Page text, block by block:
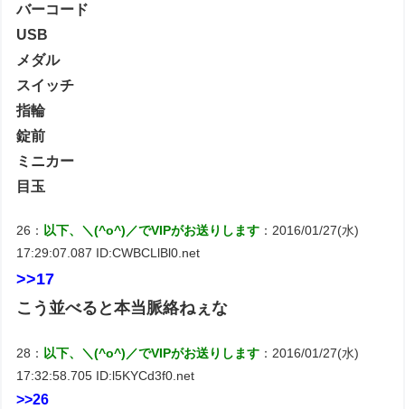
バーコード
USB
メダル
スイッチ
指輪
錠前
ミニカー
目玉
26： 以下、＼(^o^)／でVIPがお送りします ：2016/01/27(水)
17:29:07.087 ID:CWBCLlBl0.net
>>17
こう並べると本当脈絡ねぇな
28： 以下、＼(^o^)／でVIPがお送りします ：2016/01/27(水)
17:32:58.705 ID:l5KYCd3f0.net
>>26